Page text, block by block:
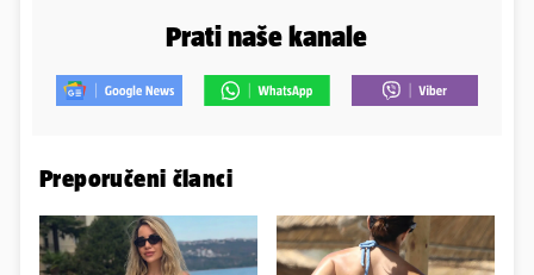
Prati naše kanale
Preporučeni članci